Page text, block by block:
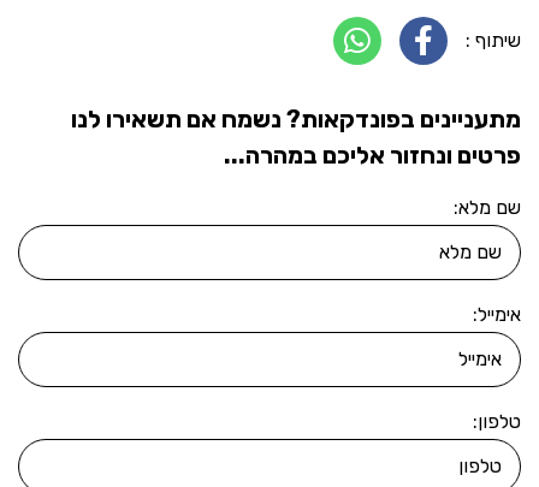
שיתוף :
מתעניינים בפונדקאות? נשמח אם תשאירו לנו
פרטים ונחזור אליכם במהרה...
שם מלא:
אימייל:
טלפון: